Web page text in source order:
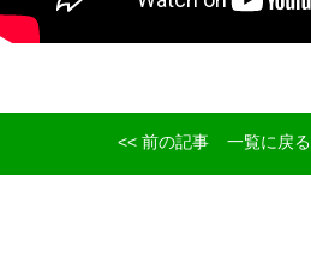
<< 前の記事 一覧に戻る